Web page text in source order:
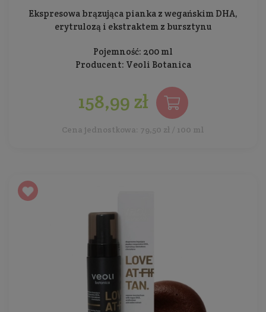
Ekspresowa brązująca pianka z wegańskim DHA,
erytrulozą i ekstraktem z bursztynu
Pojemność: 200 ml
Producent: Veoli Botanica
158,99 zł
Cena jednostkowa: 79,50 zł / 100 ml